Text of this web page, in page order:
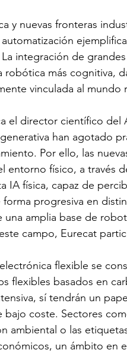
y nuevas fronteras
La integración de
robótica más cognitiva,
vinculada al mundo
el director científico del
han agotado
Por ello, las
entorno físico, a través
IA física, capaz de
progresiva en
una amplia base de
campo, Eurecat
flexible se
flexibles basados en
sí tendrán un
bajo coste. Sectores
ambiental o las
un ámbito en